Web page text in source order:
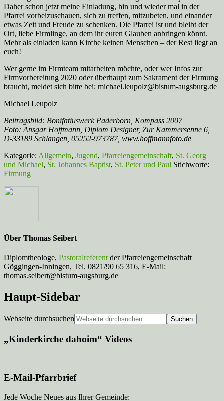
Daher schon jetzt meine Einladung, hin und wieder mal in der
Pfarrei vorbeizuschauen, sich zu treffen, mitzubeten, und einander
etwas Zeit und Freude zu schenken. Die Pfarrei ist und bleibt der
Ort, liebe Firmlinge, an dem ihr euren Glauben anbringen könnt.
Mehr als einladen kann Kirche keinen Menschen – der Rest liegt an
euch!
Wer gerne im Firmteam mitarbeiten möchte, oder wer Infos zur
Firmvorbereitung 2020 oder überhaupt zum Sakrament der Firmung
braucht, meldet sich bitte bei: michael.leupolz@bistum-augsburg.de
Michael Leupolz
Beitragsbild: Bonifatiuswerk Paderborn, Kompass 2007
Foto: Ansgar Hoffmann, Diplom Designer, Zur Kammersenne 6,
D-33189 Schlangen, 05252-973787, www.hoffmannfoto.de
Kategorie: Allgemein, Jugend, Pfarreiengemeinschaft, St. Georg
und Michael, St. Johannes Baptist, St. Peter und Paul Stichworte:
Firmung
Über Thomas Seibert
Diplomtheologe, Pastoralreferent der Pfarreiengemeinschaft
Göggingen-Inningen, Tel. 0821/90 65 316, E-Mail:
thomas.seibert@bistum-augsburg.de
Haupt-Sidebar
Webseite durchsuchen
„Kinderkirche dahoim“ Videos
E-Mail-Pfarrbrief
Jede Woche Neues aus Ihrer Gemeinde: